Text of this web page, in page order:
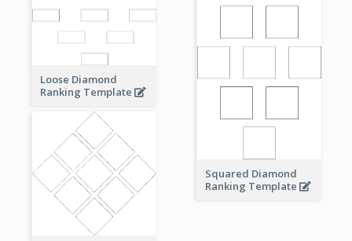
Loose Diamond
Ranking Template
Squared Diamond
Ranking Template